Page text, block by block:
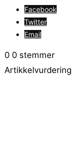
Facebook
Twitter
Email
0 0 stemmer
Artikkelvurdering